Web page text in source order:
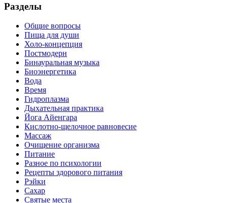
Разделы
Общие вопросы
Пища для души
Холо-концепция
Постмодерн
Бинауральная музыка
Биоэнергетика
Вода
Время
Гидроплазма
Дыхательная практика
Йога Айенгара
Кислотно-щелочное равновесие
Массаж
Очищение организма
Питание
Разное по психологии
Рецепты здорового питания
Рэйки
Сахар
Святые места